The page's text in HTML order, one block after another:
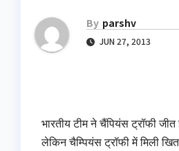
By parshv
JUN 27, 2013
भारतीय टीम ने चैंपियंस ट्रॉफी जीत
लेकिन चैम्पियंस ट्रॉफी में मिली